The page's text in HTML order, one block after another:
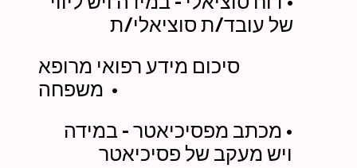
של עובד/ת סוציאלי/ת
סיכום מידע רפואי מרופא
משפחה •
• מכתב מפסיכיאטר - במידה
ויש מעקב של פסיכיאטר